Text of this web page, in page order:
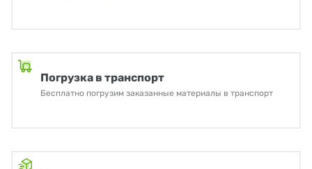
Погрузка в транспорт
Бесплатно погрузим заказанные материалы в транспорт